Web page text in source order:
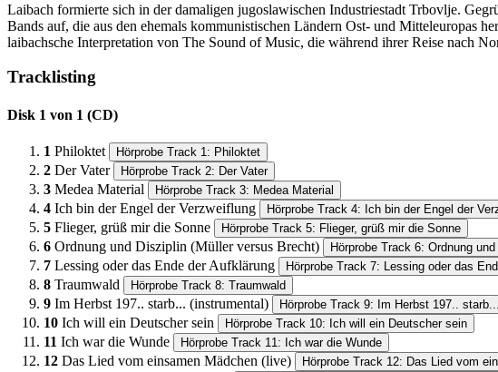
Laibach formierte sich in der damaligen jugoslawischen Industriestadt Trbovlje.
Bands auf, die aus den ehemals kommunistischen Ländern Ost- und Mitteleuropas
laibachsche Interpretation von The Sound of Music, die während ihrer Reise nach
Tracklisting
Disk 1 von 1 (CD)
1 Philoktet Hörprobe Track 1: Philoktet
2 Der Vater Hörprobe Track 2: Der Vater
3 Medea Material Hörprobe Track 3: Medea Material
4 Ich bin der Engel der Verzweiflung Hörprobe Track 4: Ich bin der Engel der
5 Flieger, grüß mir die Sonne Hörprobe Track 5: Flieger, grüß mir die Sonne
6 Ordnung und Disziplin (Müller versus Brecht) Hörprobe Track 6: Ordnung
7 Lessing oder das Ende der Aufklärung Hörprobe Track 7: Lessing oder das
8 Traumwald Hörprobe Track 8: Traumwald
9 Im Herbst 197.. starb... (instrumental) Hörprobe Track 9: Im Herbst 197..
10 Ich will ein Deutscher sein Hörprobe Track 10: Ich will ein Deutscher sein
11 Ich war die Wunde Hörprobe Track 11: Ich war die Wunde
12 Das Lied vom einsamen Mädchen (live) Hörprobe Track 12: Das Lied vom